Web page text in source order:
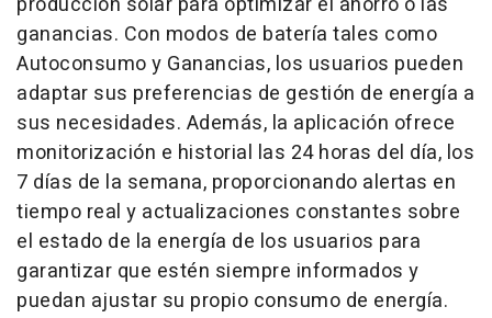
ganancias. Con modos de batería tales como
Autoconsumo y Ganancias, los usuarios pueden
adaptar sus preferencias de gestión de energía a
sus necesidades. Además, la aplicación ofrece
monitorización e historial las 24 horas del día, los
7 días de la semana, proporcionando alertas en
tiempo real y actualizaciones constantes sobre
el estado de la energía de los usuarios para
garantizar que estén siempre informados y
puedan ajustar su propio consumo de energía.